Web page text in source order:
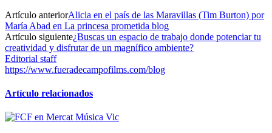
Artículo anteriorAlicia en el país de las Maravillas (Tim Burton) por
María Abad en La princesa prometida blog
Artículo siguiente¿Buscas un espacio de trabajo donde potenciar tu
creatividad y disfrutar de un magnífico ambiente?
Editorial staff
https://www.fueradecampofilms.com/blog
Artículo relacionados